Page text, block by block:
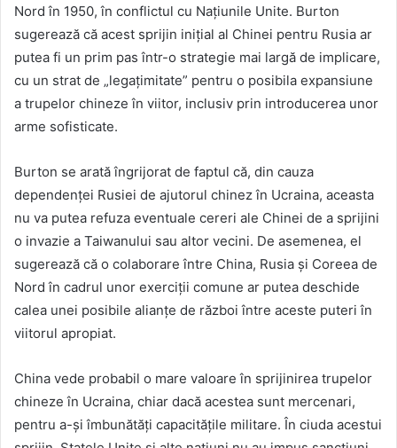
Nord în 1950, în conflictul cu Națiunile Unite. Burton
sugerează că acest sprijin inițial al Chinei pentru Rusia ar
putea fi un prim pas într-o strategie mai largă de implicare,
cu un strat de „legațimitate” pentru o posibila expansiune
a trupelor chineze în viitor, inclusiv prin introducerea unor
arme sofisticate.
Burton se arată îngrijorat de faptul că, din cauza
dependenței Rusiei de ajutorul chinez în Ucraina, aceasta
nu va putea refuza eventuale cereri ale Chinei de a sprijini
o invazie a Taiwanului sau altor vecini. De asemenea, el
sugerează că o colaborare între China, Rusia și Coreea de
Nord în cadrul unor exerciții comune ar putea deschide
calea unei posibile alianțe de război între aceste puteri în
viitorul apropiat.
China vede probabil o mare valoare în sprijinirea trupelor
chineze în Ucraina, chiar dacă acestea sunt mercenari,
pentru a-și îmbunătăți capacitățile militare. În ciuda acestui